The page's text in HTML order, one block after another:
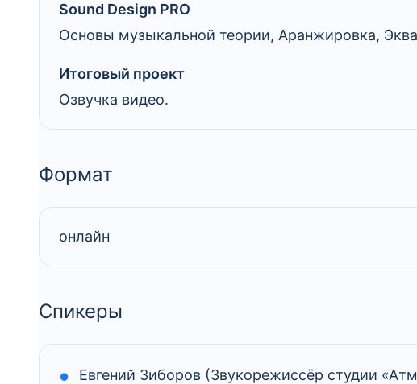
Sound Design PRO
Основы музыкальной теории, Аранжировка,
Итоговый проект
Озвучка видео.
Формат
онлайн
Спикеры
Евгений Зиборов (Звукорежиссёр студии